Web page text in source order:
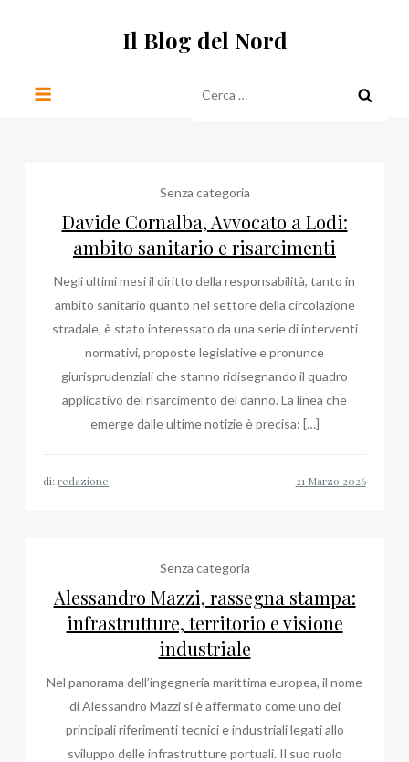
Il Blog del Nord
per:
Senza categoria
Davide Cornalba, Avvocato a Lodi:
ambito sanitario e risarcimenti
Negli ultimi mesi il diritto della responsabilità, tanto in
ambito sanitario quanto nel settore della circolazione
stradale, è stato interessato da una serie di interventi
normativi, proposte legislative e pronunce
giurisprudenziali che stanno ridisegnando il quadro
applicativo del risarcimento del danno. La linea che
emerge dalle ultime notizie è precisa: […]
di:redazione
Senza categoria
Alessandro Mazzi, rassegna stampa:
infrastrutture, territorio e visione
industriale
Nel panorama dell’ingegneria marittima europea, il nome
di Alessandro Mazzi si è affermato come uno dei
principali riferimenti tecnici e industriali legati allo
sviluppo delle infrastrutture portuali. Il suo ruolo